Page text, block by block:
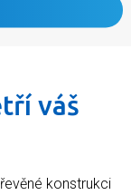
váš
konstrukci